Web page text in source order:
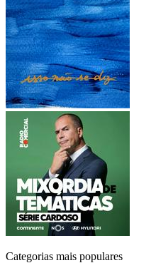
Categorias mais populares